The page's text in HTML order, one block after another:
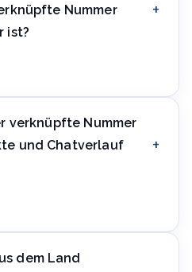
Nummer
ist?
Gerät — dann ist eine
Verlängern Sie die Miete
verknüpfte Nummer
und Chatverlauf
wenn Sie die offizielle
dem Land